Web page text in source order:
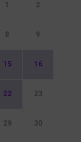
1 2
8 9
15 16
22 23
29 30